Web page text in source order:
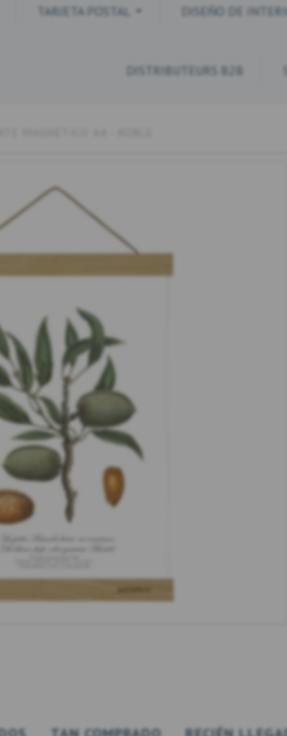
TARJETA POSTAL DISEÑO DE
DISTRIBUTEURS B2B